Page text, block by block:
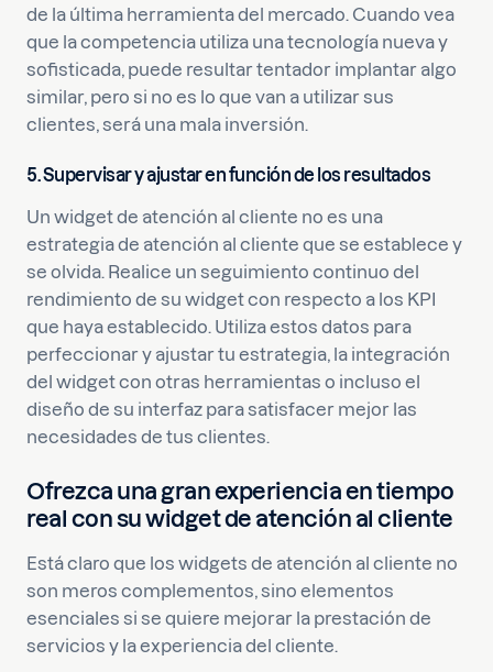
de la última herramienta del mercado. Cuando vea
que la competencia utiliza una tecnología nueva y
sofisticada, puede resultar tentador implantar algo
similar, pero si no es lo que van a utilizar sus
clientes, será una mala inversión.
5. Supervisar y ajustar en función de los resultados
Un widget de atención al cliente no es una
estrategia de atención al cliente que se establece y
se olvida. Realice un seguimiento continuo del
rendimiento de su widget con respecto a los KPI
que haya establecido. Utiliza estos datos para
perfeccionar y ajustar tu estrategia, la integración
del widget con otras herramientas o incluso el
diseño de su interfaz para satisfacer mejor las
necesidades de tus clientes.
Ofrezca una gran experiencia en tiempo
real con su widget de atención al cliente
Está claro que los widgets de atención al cliente no
son meros complementos, sino elementos
esenciales si se quiere mejorar la prestación de
servicios y la experiencia del cliente.